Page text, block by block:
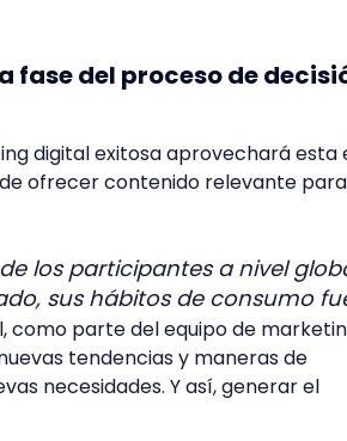
fase del proceso de
digital exitosa aprovechará esta
ofrecer contenido relevante
de los participantes a nivel
sus hábitos de consumo
como parte del equipo de
tendencias y maneras de
necesidades. Y así, generar el